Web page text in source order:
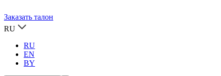
Заказать талон
RU
RU
EN
BY